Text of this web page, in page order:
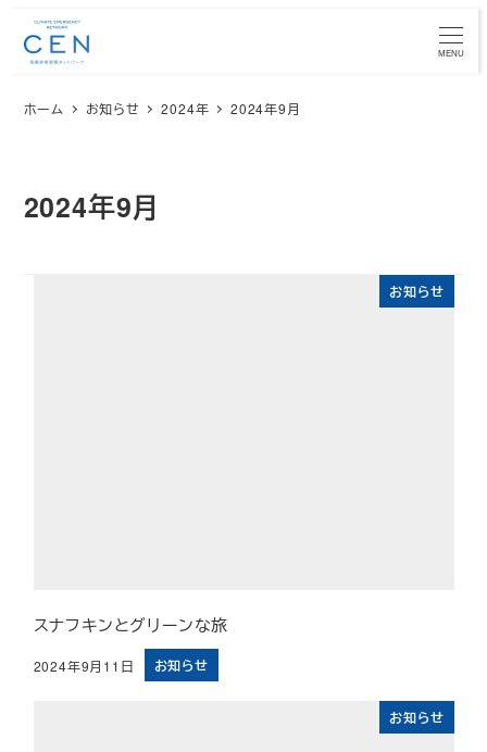
MENU
ホーム お知らせ 2024年 2024年9月
2024年9月
お知らせ
スナフキンとグリーンな旅
投稿日
2024年9月11日 お知らせ
お知らせ